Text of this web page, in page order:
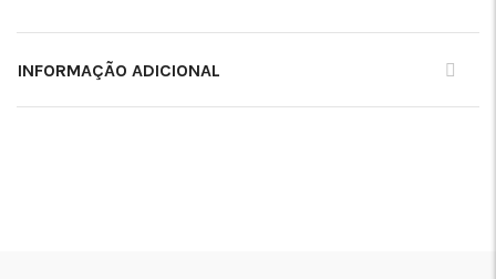
INFORMAÇÃO ADICIONAL